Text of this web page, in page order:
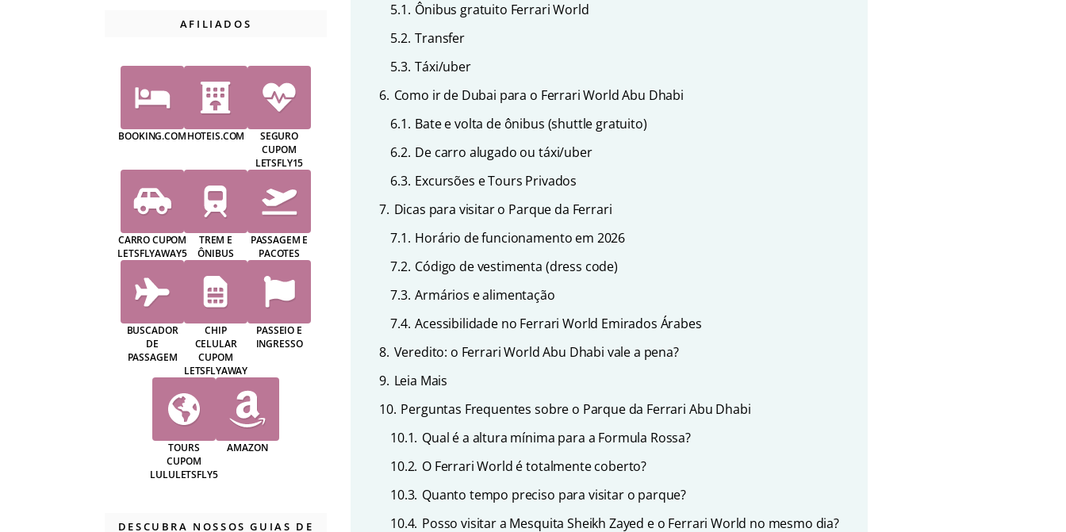
5.1. Ônibus gratuito Ferrari World
5.2. Transfer
5.3. Táxi/uber
6. Como ir de Dubai para o Ferrari World Abu Dhabi
6.1. Bate e volta de ônibus (shuttle gratuito)
6.2. De carro alugado ou táxi/uber
6.3. Excursões e Tours Privados
7. Dicas para visitar o Parque da Ferrari
7.1. Horário de funcionamento em 2026
7.2. Código de vestimenta (dress code)
7.3. Armários e alimentação
7.4. Acessibilidade no Ferrari World Emirados Árabes
8. Veredito: o Ferrari World Abu Dhabi vale a pena?
9. Leia Mais
10. Perguntas Frequentes sobre o Parque da Ferrari Abu Dhabi
10.1. Qual é a altura mínima para a Formula Rossa?
10.2. O Ferrari World é totalmente coberto?
10.3. Quanto tempo preciso para visitar o parque?
10.4. Posso visitar a Mesquita Sheikh Zayed e o Ferrari World no mesmo dia?
AFILIADOS
BOOKING.COMHOTEIS.COM
SEGURO
CUPOM
LETSFLY15
CARRO CUPOM
LETSFLYAWAY5
TREM E
ÔNIBUS
PASSAGEM E
PACOTES
BUSCADOR
DE
PASSAGEM
CHIP
CELULAR
CUPOM
LETSFLYAWAY
PASSEIO E
INGRESSO
TOURS
CUPOM
LULULETSFLY5
AMAZON
DESCUBRA NOSSOS GUIAS DE